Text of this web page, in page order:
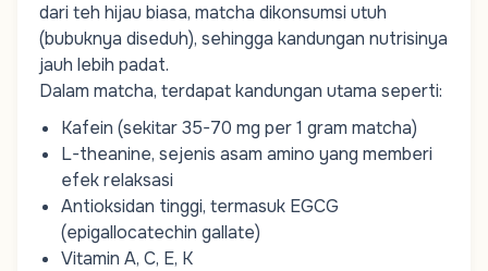
dari teh hijau biasa, matcha dikonsumsi utuh
(bubuknya diseduh), sehingga kandungan nutrisinya
jauh lebih padat.
Dalam matcha, terdapat kandungan utama seperti:
Kafein (sekitar 35-70 mg per 1 gram matcha)
L-theanine, sejenis asam amino yang memberi
efek relaksasi
Antioksidan tinggi, termasuk EGCG
(epigallocatechin gallate)
Vitamin A, C, E, K